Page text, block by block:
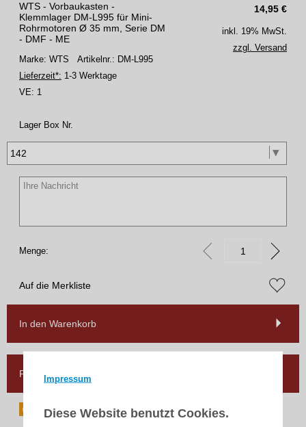
Impressum
Diese Website benutzt Cookies.
14,95 €
WTS - Vorbaukasten -
Klemmlager DM-L995 für Mini-
Rohrmotoren Ø 35 mm, Serie DM
- DMF - ME
Marke: WTS Artikelnr.: DM-L995
Lieferzeit*: 1-3 Werktage
VE: 1
inkl. 19% MwSt.
zzgl. Versand
Lager Box Nr.
Menge:
Auf die Merkliste
In den Warenkorb
Frage zum Artikel